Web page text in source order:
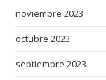
noviembre 2023
octubre 2023
septiembre 2023